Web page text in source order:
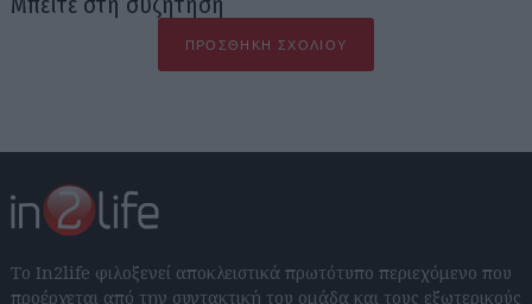
ΠΡΟΣΘΉΚΗ ΣΧΟΛΊΟΥ
Το In2life φιλοξενεί αποκλειστικά πρωτότυπο περιεχόμενο που
προέρχεται από την συντακτική του ομάδα και τους εξωτερικούς